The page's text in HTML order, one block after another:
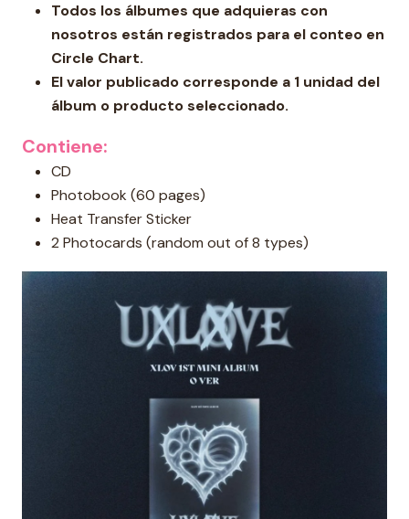
Todos los álbumes que adquieras con
nosotros están registrados para el conteo en
Circle Chart.
El valor publicado corresponde a 1 unidad del
álbum o producto seleccionado.
Contiene:
CD
Photobook (60 pages)
Heat Transfer Sticker
2 Photocards (random out of 8 types)